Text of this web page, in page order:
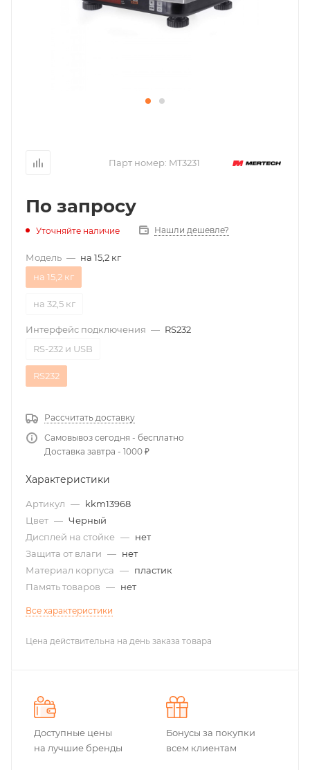
Парт номер: MT3231
По запросу
Уточняйте наличие Нашли дешевле?
Модель — на 15,2 кг
на 15,2 кг
на 32,5 кг
Интерфейс подключения — RS232
RS-232 и USB
RS232
Рассчитать доставку
Самовывоз сегодня - бесплатно
Доставка завтра - 1000 ₽
Характеристики
Артикул — kkm13968
Цвет — Черный
Дисплей на стойке — нет
Защита от влаги — нет
Материал корпуса — пластик
Память товаров — нет
Все характеристики
Цена действительна на день заказа товара
Доступные цены
на лучшие бренды
Бонусы за покупки
всем клиентам